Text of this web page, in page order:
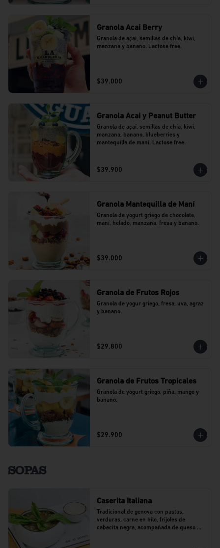
Granola Acai Berry
Granola de açai, semillas de chía, kiwi,
manzana y banano. Lactose free.
$39.000
Granola Acai y Peanut Butter
Granola de açaí, semillas de chía, kiwi,
manzana, banano, blueberries y
mantequilla de maní. Lactose free.
$39.900
Granola Mantequilla de Maní
Granola de yogurt griego de chocolate,
maní, helado, manzana, fresa y banano.
$39.000
Granola de Frutos Rojos
Granola de yogur griego, fresa, uva, agraz
y banano.
$29.800
Granola de Frutos Tropicales
Granola de yogurt griego, piña, mango y
banano.
$29.900
SOPAS
Caserita Italiana
Tradicional de genova con pastas,
verduras, carne en hilo, frijoles de
cabecita negra, acompañada de queso